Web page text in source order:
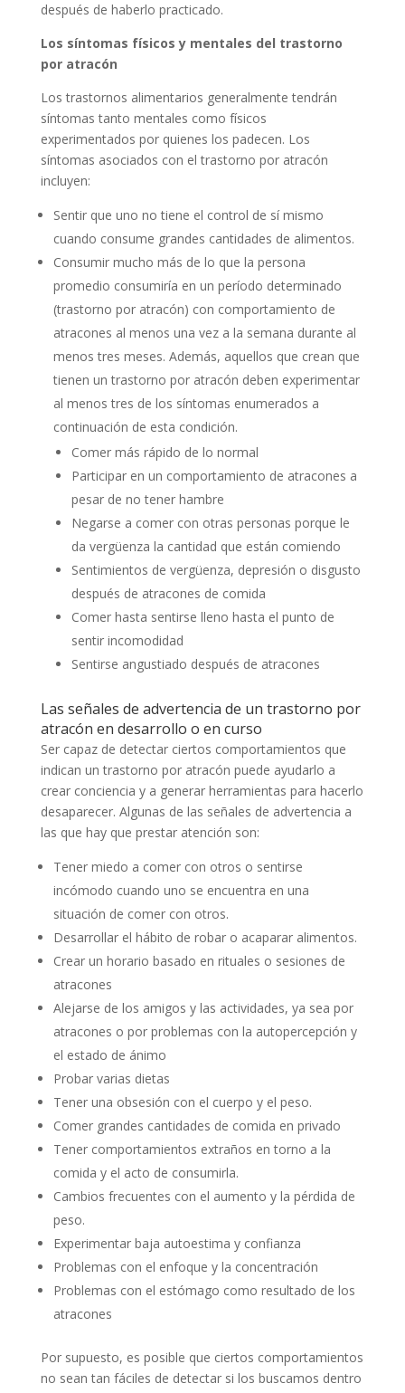
después de haberlo practicado.
Los síntomas físicos y mentales del trastorno
por atracón
Los trastornos alimentarios generalmente tendrán
síntomas tanto mentales como físicos
experimentados por quienes los padecen. Los
síntomas asociados con el trastorno por atracón
incluyen:
Sentir que uno no tiene el control de sí mismo
cuando consume grandes cantidades de alimentos.
Consumir mucho más de lo que la persona
promedio consumiría en un período determinado
(trastorno por atracón) con comportamiento de
atracones al menos una vez a la semana durante al
menos tres meses. Además, aquellos que crean que
tienen un trastorno por atracón deben experimentar
al menos tres de los síntomas enumerados a
continuación de esta condición.
Comer más rápido de lo normal
Participar en un comportamiento de atracones a
pesar de no tener hambre
Negarse a comer con otras personas porque le
da vergüenza la cantidad que están comiendo
Sentimientos de vergüenza, depresión o disgusto
después de atracones de comida
Comer hasta sentirse lleno hasta el punto de
sentir incomodidad
Sentirse angustiado después de atracones
Las señales de advertencia de un trastorno por
atracón en desarrollo o en curso
Ser capaz de detectar ciertos comportamientos que
indican un trastorno por atracón puede ayudarlo a
crear conciencia y a generar herramientas para hacerlo
desaparecer. Algunas de las señales de advertencia a
las que hay que prestar atención son:
Tener miedo a comer con otros o sentirse
incómodo cuando uno se encuentra en una
situación de comer con otros.
Desarrollar el hábito de robar o acaparar alimentos.
Crear un horario basado en rituales o sesiones de
atracones
Alejarse de los amigos y las actividades, ya sea por
atracones o por problemas con la autopercepción y
el estado de ánimo
Probar varias dietas
Tener una obsesión con el cuerpo y el peso.
Comer grandes cantidades de comida en privado
Tener comportamientos extraños en torno a la
comida y el acto de consumirla.
Cambios frecuentes con el aumento y la pérdida de
peso.
Experimentar baja autoestima y confianza
Problemas con el enfoque y la concentración
Problemas con el estómago como resultado de los
atracones
Por supuesto, es posible que ciertos comportamientos
no sean tan fáciles de detectar si los buscamos dentro